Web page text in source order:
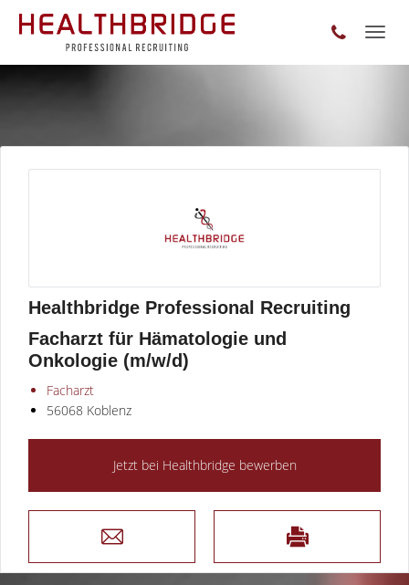
Healthbridge Professional Recruiting
Facharzt für Hämatologie und
Onkologie (m/w/d)
Facharzt
56068 Koblenz